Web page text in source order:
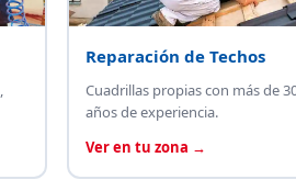
Reparación de Techos
Cuadrillas propias con más de
años de experiencia.
Ver en tu zona →